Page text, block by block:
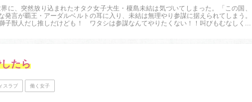
に、突然放り込まれたオタク女子大生・榎島未結は気づいてしまった。「この国、
発言が覇王・アーダルベルトの耳に入り、未結は無理やり参謀に据えられてしまう。
子獣人だし推しだけども！ ワタシは参謀なんてやりたくない！！叫びもむなしく、
たら
スラブ 働く女子